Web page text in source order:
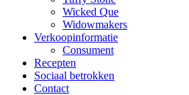
Wicked Que
Widowmakers
Verkoopinformatie
Consument
Recepten
Sociaal betrokken
Contact